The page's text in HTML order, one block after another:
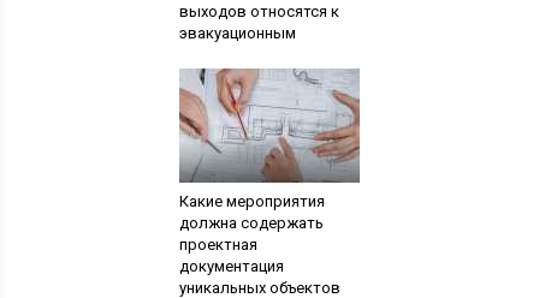
выходов относятся к
эвакуационным
Какие мероприятия
должна содержать
проектная
документация
уникальных объектов